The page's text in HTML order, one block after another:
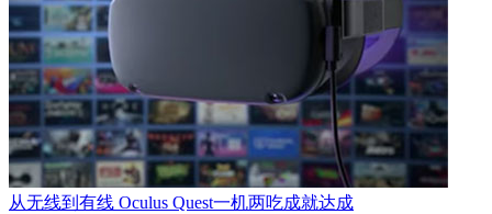
从无线到有线 Oculus Quest一机两吃成就达成